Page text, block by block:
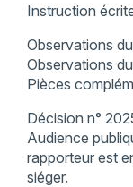
Instruction
Observations
Observations
Pièces
Décision n°
Audience
rapporteur est
siéger.